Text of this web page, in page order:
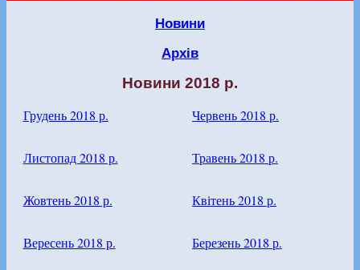
Новини
Архів
Новини 2018 р.
Грудень 2018 р.
Листопад 2018 р.
Жовтень 2018 р.
Вересень 2018 р.
Червень 2018 р.
Травень 2018 р.
Квітень 2018 р.
Березень 2018 р.